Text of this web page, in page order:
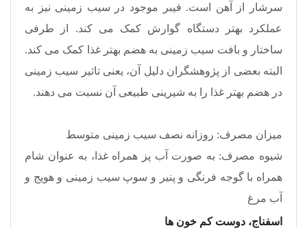
سرشار از آهن است. فیبر موجود در سیب زمینی نیز به
عملکرد بهتر دستگاه گوارش کمک می کند. از طرفی
ساختار و بافت سیب زمینی به هضم بهتر غذا کمک می کند.
البته بعضی از پژوهشگران دلیل آن، یعنی تاثیر سیب زمینی
در هضم بهتر غذا را به شیرینی طبیعی آن نسبت می دهند.
میزان مصرف: روزانه نصف سیب زمینی متوسط
شیوه مصرف: به صورت آب پز همراه غذا، به عنوان شام
همراه با گوجه فرنگی و پنیر و سوپ سیب زمینی و هویج و
آب مرغ
اسفناج، دوست کم خون ها